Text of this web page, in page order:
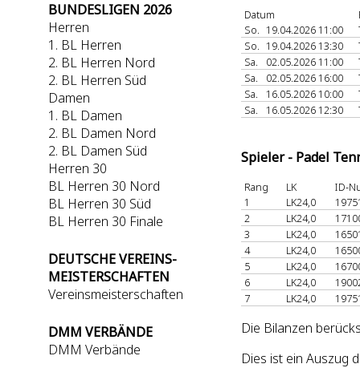
BUNDESLIGEN 2026
Herren
1. BL Herren
2. BL Herren Nord
2. BL Herren Süd
Damen
1. BL Damen
2. BL Damen Nord
2. BL Damen Süd
Herren 30
BL Herren 30 Nord
BL Herren 30 Süd
BL Herren 30 Finale
DEUTSCHE VEREINS-
MEISTERSCHAFTEN
Vereinsmeisterschaften
DMM VERBÄNDE
DMM Verbände
Datum
So. 19.04.2026 11:00
So. 19.04.2026 13:30
Sa.
02.05.2026 11:00
Sa.
02.05.2026 16:00
Sa.
16.05.2026 10:00
Sa.
16.05.2026 12:30
Spieler - Padel
Rang LK
ID-
1
LK24,0
2
LK24,0
3
LK24,0
4
LK24,0
5
LK24,0
6
LK24,0
7
LK24,0
Die Bilanzen
Dies ist ein Auszug